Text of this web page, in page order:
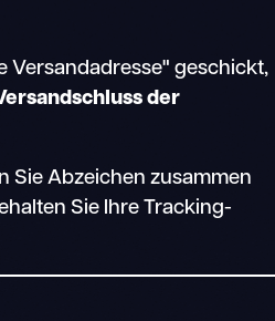
Versandadresse" geschickt,
der
Sie Abzeichen zusammen
Sie Ihre Tracking-